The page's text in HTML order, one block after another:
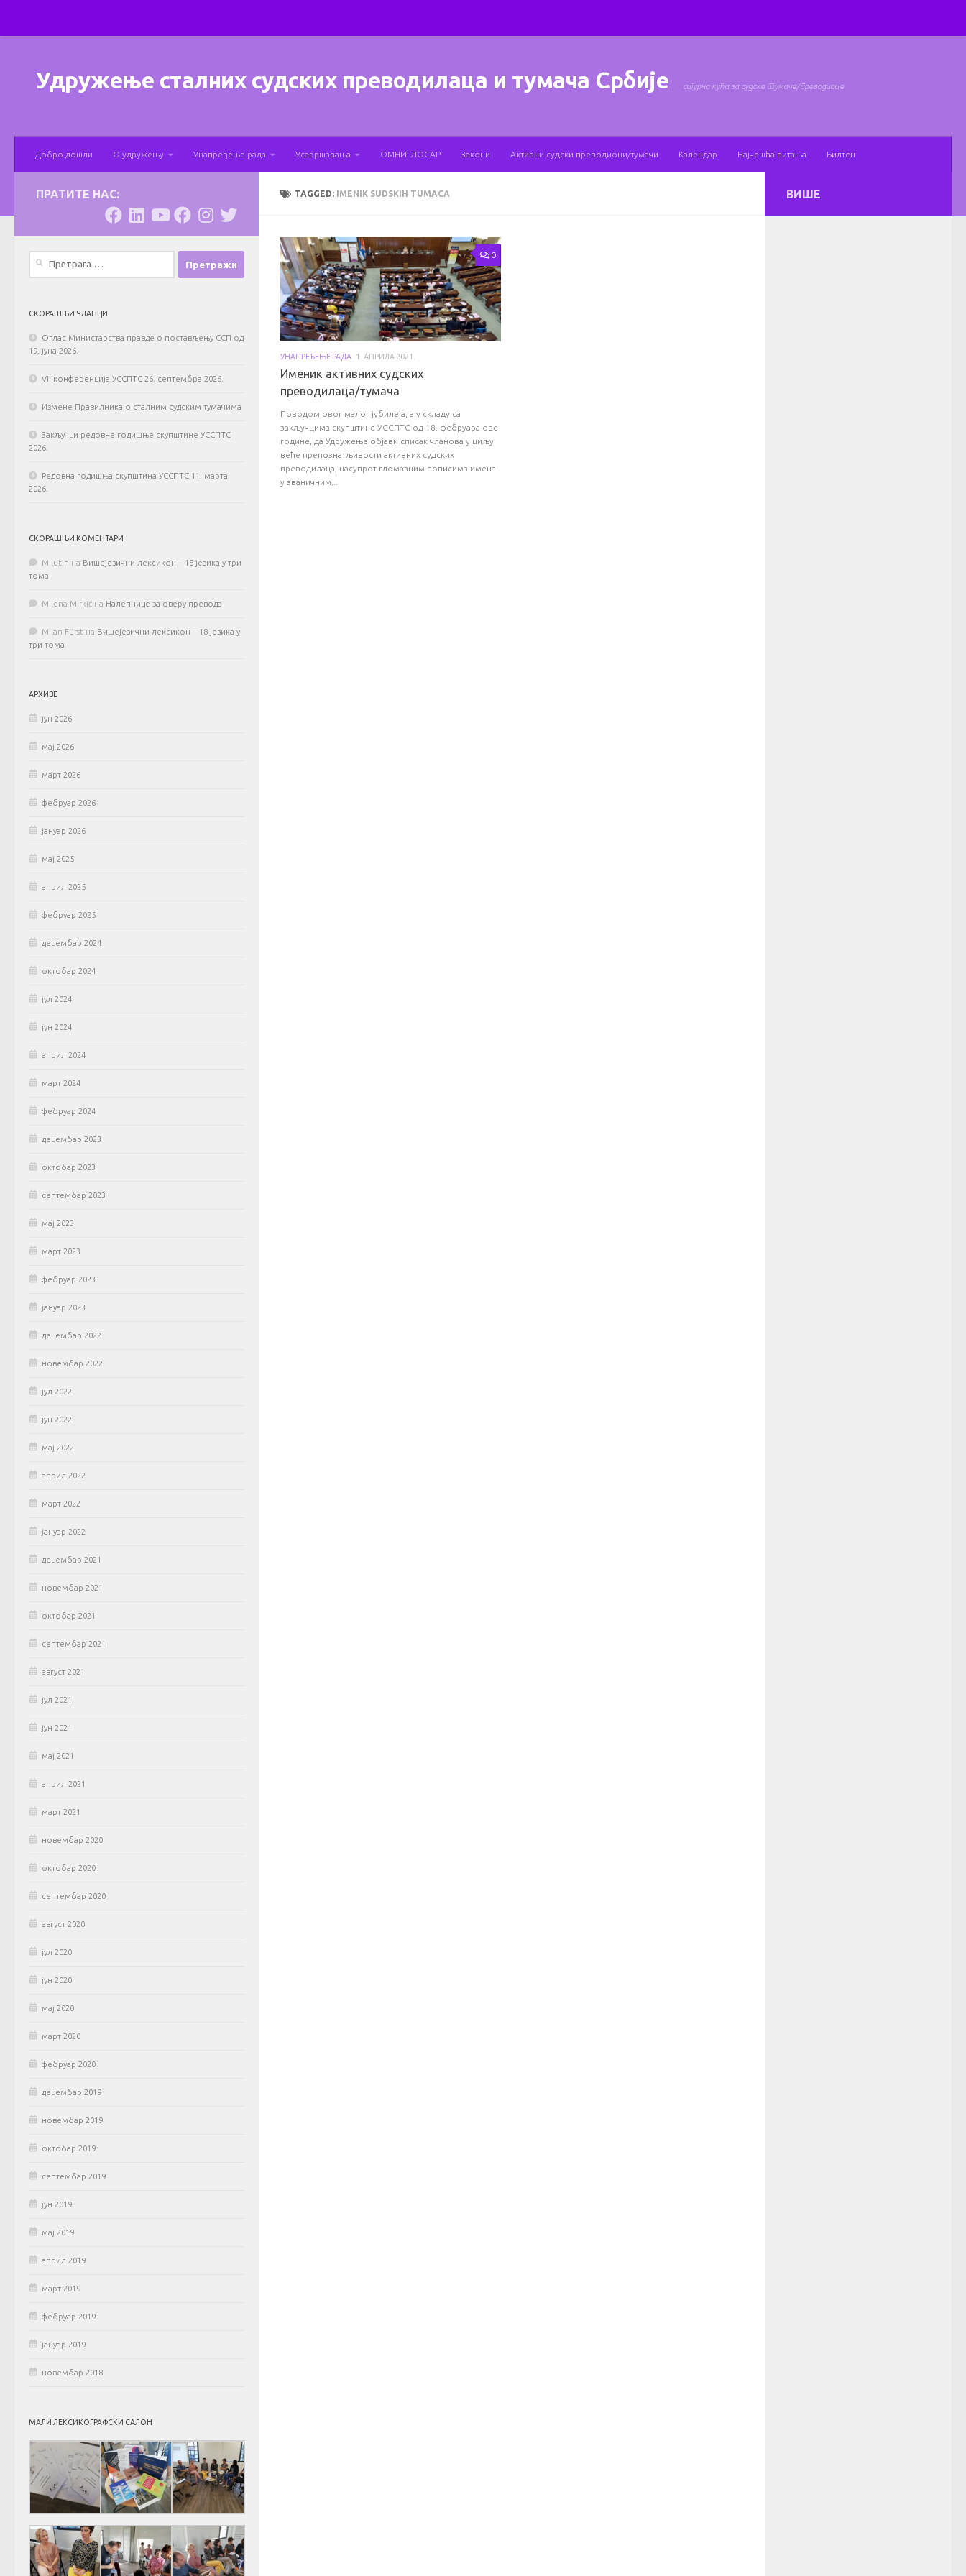
Удружење сталних судских преводилаца и тумача Србије сигурна кућа за судске тумаче/преводиоце
Добро дошли О удружењу Унапређење рада Усавршавања ОМНИГЛОСАР Закони Активни судски преводиоци/тумачи Календар Најчешћа питања Билтен
TAGGED: IMENIK SUDSKIH TUMACA
0
УНАПРЕЂЕЊЕ РАДА 1. АПРИЛА 2021.
Именик активних судских
преводилаца/тумача
Поводом овог малог јубилеја, а у складу са
закључцима скупштине УССПТС од 18. фебруара ове
године, да Удружење објави списак чланова у циљу
веће препознатљивости активних судских
преводилаца, насупрот гломазним пописима имена
у званичним...
ПРАТИТЕ НАС:
СКОРАШЊИ ЧЛАНЦИ
Оглас Министарства правде о постављењу ССП од
19. јуна 2026.
VII конференција УССПТС 26. септембра 2026.
Измене Правилника о сталним судским тумачима
Закључци редовне годишње скупштине УССПТС
2026.
Редовна годишња скупштина УССПТС 11. марта
2026.
СКОРАШЊИ КОМЕНТАРИ
MIlutin на Вишејезични лексикон – 18 језика у три
тома
Milena Mirkić на Налепнице за оверу превода
Milan Fürst на Вишејезични лексикон – 18 језика у
три тома
АРХИВЕ
јун 2026
мај 2026
март 2026
фебруар 2026
јануар 2026
мај 2025
април 2025
фебруар 2025
децембар 2024
октобар 2024
јул 2024
јун 2024
април 2024
март 2024
фебруар 2024
децембар 2023
октобар 2023
септембар 2023
мај 2023
март 2023
фебруар 2023
јануар 2023
децембар 2022
новембар 2022
јул 2022
јун 2022
мај 2022
април 2022
март 2022
јануар 2022
децембар 2021
новембар 2021
октобар 2021
септембар 2021
август 2021
јул 2021
јун 2021
мај 2021
април 2021
март 2021
новембар 2020
октобар 2020
септембар 2020
август 2020
јул 2020
јун 2020
мај 2020
март 2020
фебруар 2020
децембар 2019
новембар 2019
октобар 2019
септембар 2019
јун 2019
мај 2019
април 2019
март 2019
фебруар 2019
јануар 2019
новембар 2018
МАЛИ ЛЕКСИКОГРАФСКИ САЛОН
ВИШЕ